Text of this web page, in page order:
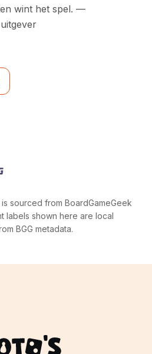
wint het spel. —
sourced from BoardGameGeek
labels shown here are local
BGG metadata.